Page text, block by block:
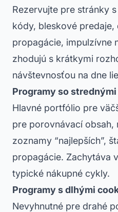
Rezervujte pre stránky
kódy, bleskové
propagácie, impulzívne
zhodujú s krátkymi
návštevnosťou na dne
Programy so
Hlavné portfólio pre
pre porovnávací obsah,
zoznamy “najlepších”,
propagácie. Zachytáva
typické nákupné cykly.
Programy s dlhými
Nevyhnutné pre drahé